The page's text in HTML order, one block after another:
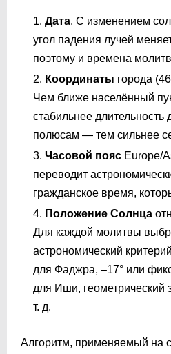
Дата. С изменением
угол падения лучей
поэтому и времена
Координаты города
Чем ближе населённый
стабильнее длительность
полюсам — тем сильнее
Часовой пояс Europe/
переводит
гражданское время,
Положение Солнца
Для каждой молитвы
астрономический
для Фаджра, –17° или
для Иши, геометрический
т. д.
Алгоритм, применяемый на